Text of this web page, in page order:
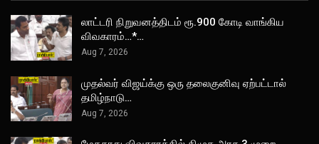
லாட்டரி நிறுவனத்திடம் ரூ.900 கோடி வாங்கிய
விவகாரம்…*…
Aug 7, 2026
முதல்வர் விஜய்க்கு ஒரு தலைகுனிவு ஏற்பட்டால்
தமிழ்நாடு…
Aug 7, 2026